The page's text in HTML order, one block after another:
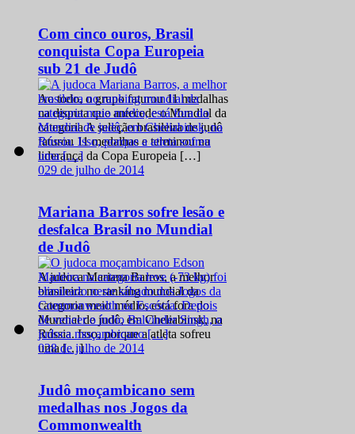
Com cinco ouros, Brasil
conquista Copa Europeia
sub 21 de Judô
Ao todo, o grupo faturou 11 medalhas
na disputa que antecede o Mundial da
categoria A seleção brasileira de judô
faturou 11 medalhas e terminou na
liderança da Copa Europeia […]
029 de julho de 2014
Mariana Barros sofre lesão e
desfalca Brasil no Mundial
de Judô
A judoca Mariana Barros, a melhor
brasileira no ranking mundial da
categoria meio médio, está fora do
Mundial de judô, em Cheliabinsk, na
Rússia. Isso, porque a atleta sofreu
uma […]
028 de julho de 2014
Judô moçambicano sem
medalhas nos Jogos da
Commonwealth